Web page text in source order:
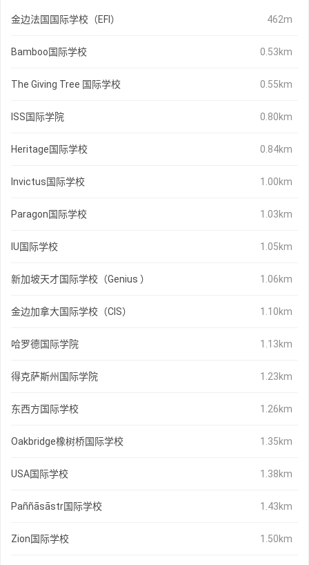
金边法国国际学校（EFI） 462m
Bamboo国际学校 0.53km
The Giving Tree 国际学校 0.55km
ISS国际学院 0.80km
Heritage国际学校 0.84km
Invictus国际学校 1.00km
Paragon国际学校 1.03km
IU国际学校 1.05km
新加坡天才国际学校（Genius ） 1.06km
金边加拿大国际学校（CIS） 1.10km
哈罗德国际学院 1.13km
得克萨斯州国际学院 1.23km
东西方国际学校 1.26km
Oakbridge橡树桥国际学校 1.35km
USA国际学校 1.38km
Paññāsāstr国际学校 1.43km
Zion国际学校 1.50km